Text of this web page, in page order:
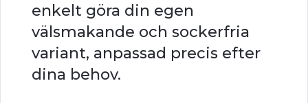
enkelt göra din egen
välsmakande och sockerfria
variant, anpassad precis efter
dina behov.